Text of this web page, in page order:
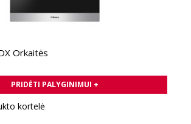
Orkaitės
PRIDĖTI PALYGINIMUI +
kortelė